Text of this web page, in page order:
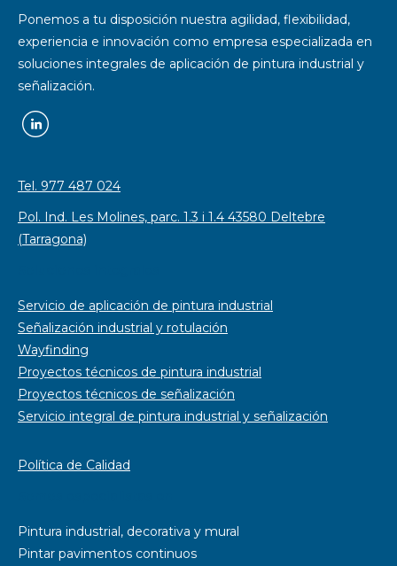
Ponemos a tu disposición nuestra agilidad, flexibilidad,
experiencia e innovación como empresa especializada en
soluciones integrales de aplicación de pintura industrial y
señalización.
Tel. 977 487 024
Pol. Ind. Les Molines, parc. 1.3 i 1.4 43580 Deltebre
(Tarragona)
Servicio de aplicación de pintura industrial
Señalización industrial y rotulación
Wayfinding
Proyectos técnicos de pintura industrial
Proyectos técnicos de señalización
Servicio integral de pintura industrial y señalización
Política de Calidad
Pintura industrial, decorativa y mural
Pintar pavimentos continuos